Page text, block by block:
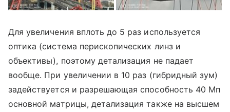
Для увеличения вплоть до 5 раз используется
оптика (система перископических линз и
объективы), поэтому детализация не падает
вообще. При увеличении в 10 раз (гибридный зум)
задействуется и разрешающая способность 40 Мп
основной матрицы, детализация также на высшем